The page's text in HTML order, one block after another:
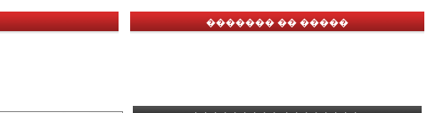
������� �� �����